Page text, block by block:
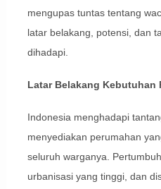
mengupas tuntas tentang
latar belakang, potensi, dan
dihadapi.
Latar Belakang Kebutuhan
Indonesia menghadapi
menyediakan perumahan
seluruh warganya.
urbanisasi yang tinggi, dan